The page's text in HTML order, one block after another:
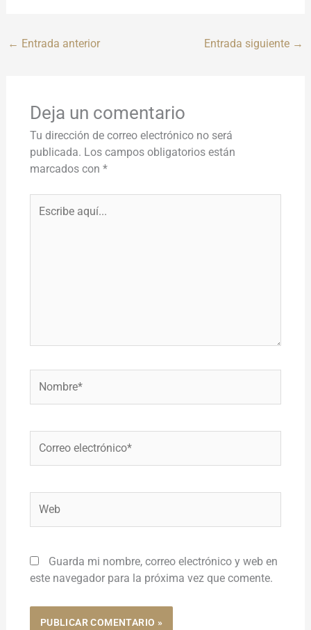
← Entrada anterior Entrada siguiente →
Deja un comentario
Tu dirección de correo electrónico no será
publicada. Los campos obligatorios están
marcados con *
aquí...
electrónico*
Guarda mi nombre, correo electrónico y web en
este navegador para la próxima vez que comente.